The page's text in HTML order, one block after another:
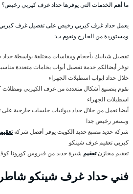
ما أهم الخدمات التي يوفرها حداد غرف كيربي رخيص؟
يعمل حداد غرف كيربي رخيص على تفصيل غرف كيربي
ومستوردة من الخارج ونقوم ب:
تفصيل شبابيك بأحجام ومقاسات مختلفة بواسطة حداد
نوفر أيضالكم خدمة تفصيل أبواب بخامات متعددة
خلال حداد ابواب اسطبلات الجهراء
نقوم بتصنيع أشكال متعددة من غرف الكيربي
اسطبلات الجهراء
أيضا نعمل من خلال حداد ديوانيات جلسات خارجية على
وبسعر رخيص جدا
شركة حديد مصنع حديد الكويت يوفر أفضل شركة
كيربي تعقيم غرف شينكو
تعقيم مخازنتعقيم شبرة حديد من فيروس كورونا كوفيد
فني حداد غرف شينكو شاطر